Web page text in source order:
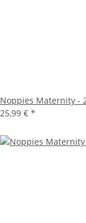
Noppies Maternity -
25,99 € *